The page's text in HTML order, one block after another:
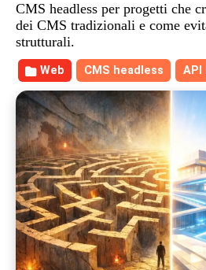
CMS headless per progetti che
dei CMS tradizionali e come
strutturali.
Web CMS headless API